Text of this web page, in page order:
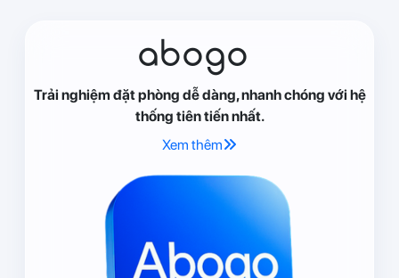
abogo
Trải nghiệm đặt phòng dễ dàng, nhanh chóng với hệ
thống tiên tiến nhất.
Xem thêm